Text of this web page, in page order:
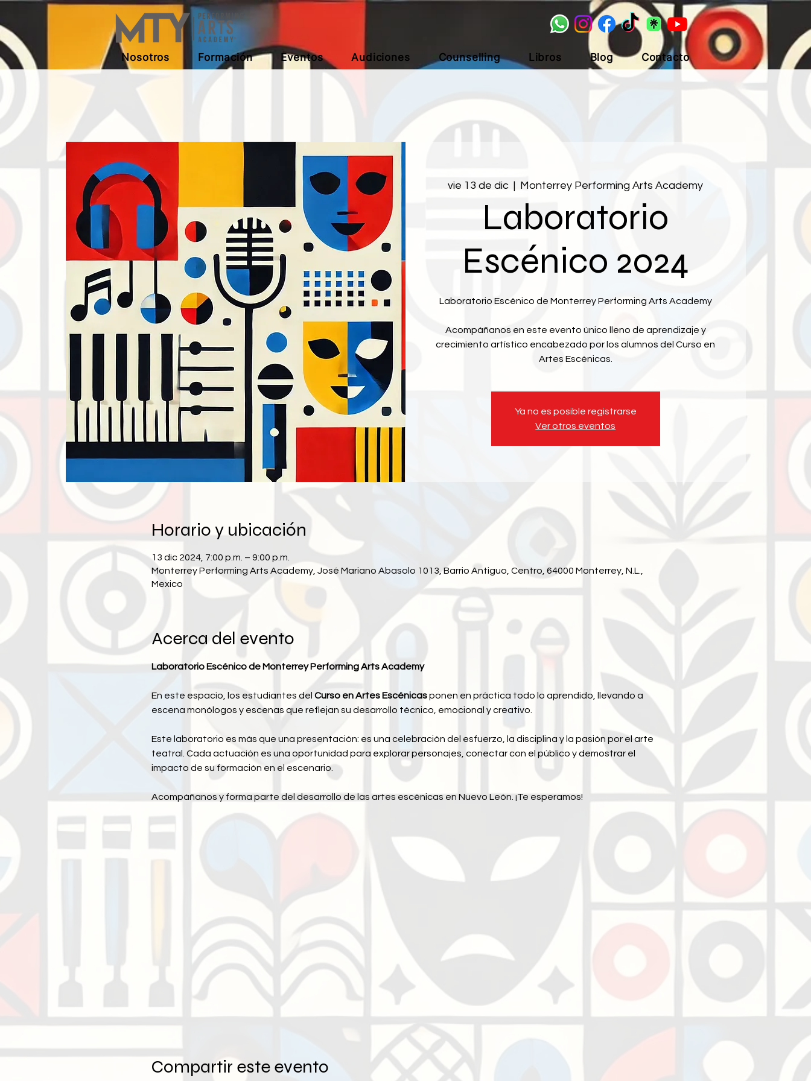
Nosotros Formación Eventos Audiciones Counselling Libros Blog Contacto
vie 13 de dic
  |
Monterrey Performing Arts Academy
Laboratorio
Escénico 2024
Laboratorio Escénico de Monterrey Performing Arts Academy
Acompáñanos en este evento único lleno de aprendizaje y
crecimiento artístico encabezado por los alumnos del Curso en
Artes Escénicas.
Ya no es posible registrarse
Ver otros eventos
Horario y ubicación
13 dic 2024, 7:00 p.m. – 9:00 p.m.
Monterrey Performing Arts Academy, José Mariano Abasolo 1013, Barrio Antiguo, Centro, 64000 Monterrey, N.L.,
Mexico
Acerca del evento
Laboratorio Escénico de Monterrey Performing Arts Academy
En este espacio, los estudiantes del Curso en Artes Escénicas ponen en práctica todo lo aprendido, llevando a
escena monólogos y escenas que reflejan su desarrollo técnico, emocional y creativo.
Este laboratorio es más que una presentación: es una celebración del esfuerzo, la disciplina y la pasión por el arte
teatral. Cada actuación es una oportunidad para explorar personajes, conectar con el público y demostrar el
impacto de su formación en el escenario.
Acompáñanos y forma parte del desarrollo de las artes escénicas en Nuevo León. ¡Te esperamos!
Compartir este evento